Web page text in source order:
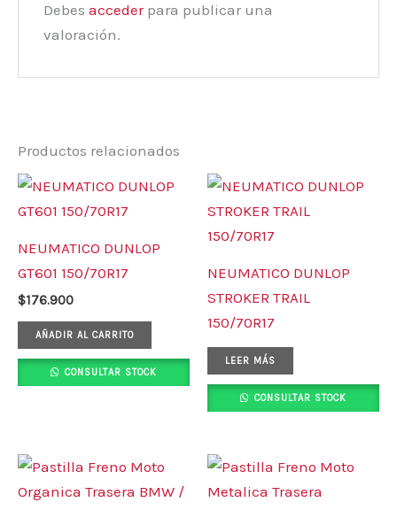
Debesaccederpara publicar una
valoración.
Productos relacionados
NEUMATICO DUNLOP
GT601 150/70R17
$176.900
AÑADIR AL CARRITO
CONSULTAR STOCK
NEUMATICO DUNLOP
STROKER TRAIL
150/70R17
LEER MÁS
CONSULTAR STOCK